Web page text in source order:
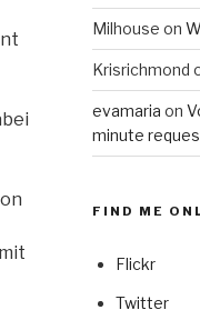
Milhouse on
Krisrichmond
evamaria on
minute
FIND ME
Flickr
Twitter